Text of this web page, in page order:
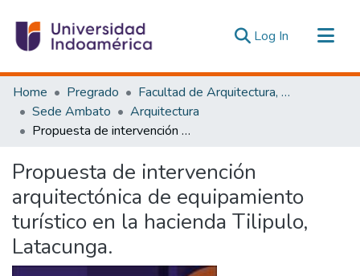
Log In (current)
Communities & Collections
All of DSpace
Statistics
Home Pregrado
Facultad de Arquitectura, Artes y Diseño
Sede Ambato
Arquitectura
Propuesta de intervención arquitectónica de equipamiento turístico en la hacienda Tilipulo, Latacunga.
Propuesta de intervención
arquitectónica de equipamiento
turístico en la hacienda Tilipulo,
Latacunga.